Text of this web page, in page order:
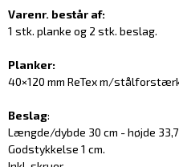
Varenr. består af:
1 stk. planke og 2 stk. beslag.
Planker:
40×120 mm ReTex m/
Beslag:
Længde/dybde 30 cm - højde
Godstykkelse 1 cm.